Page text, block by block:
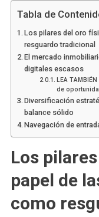
Tabla de
Los pilares del oro
resguardo tradicional
El mercado
digitales escasos
LEA
de
Diversificación
balance sólido
Navegación de
Los
papel de
como